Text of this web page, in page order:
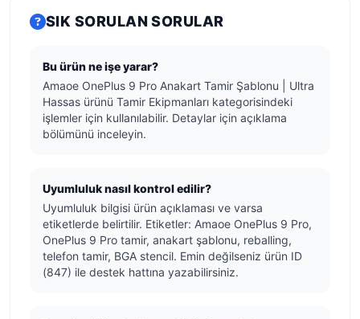
SIK SORULAN SORULAR
Bu ürün ne işe yarar?
Amaoe OnePlus 9 Pro Anakart Tamir Şablonu | Ultra
Hassas ürünü Tamir Ekipmanları kategorisindeki
işlemler için kullanılabilir. Detaylar için açıklama
bölümünü inceleyin.
Uyumluluk nasıl kontrol edilir?
Uyumluluk bilgisi ürün açıklaması ve varsa
etiketlerde belirtilir. Etiketler: Amaoe OnePlus 9 Pro,
OnePlus 9 Pro tamir, anakart şablonu, reballing,
telefon tamir, BGA stencil. Emin değilseniz ürün ID
(847) ile destek hattına yazabilirsiniz.